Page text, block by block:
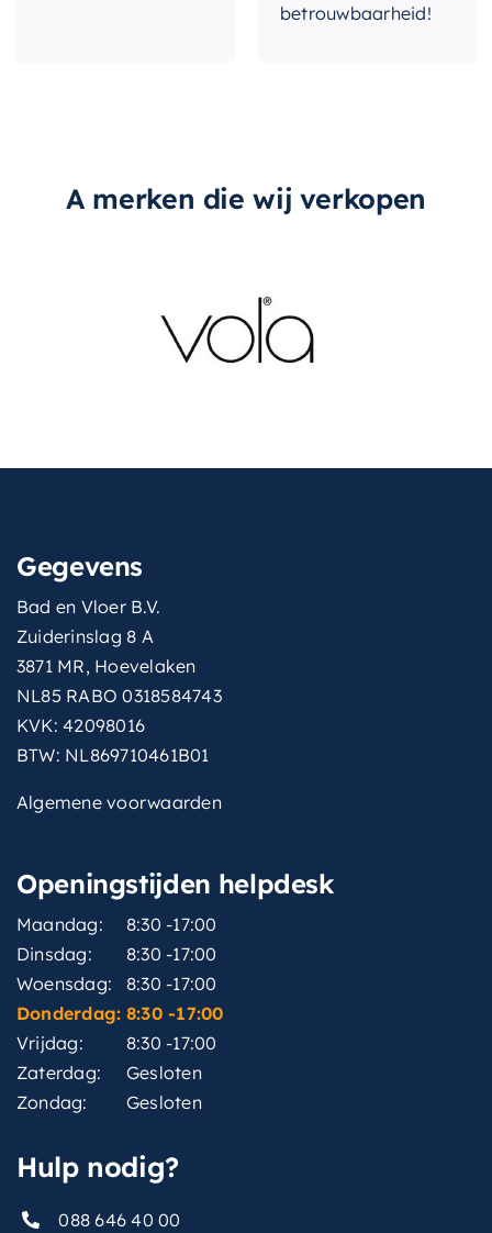
betrouwbaarheid!
A merken die wij verkopen
Gegevens
Bad en Vloer B.V.
Zuiderinslag 8 A
3871 MR, Hoevelaken
NL85 RABO 0318584743
KVK: 42098016
BTW: NL869710461B01
Algemene voorwaarden
Openingstijden helpdesk
Maandag:
8:30 -17:00
Dinsdag:
8:30 -17:00
Woensdag:
8:30 -17:00
Donderdag: 8:30 -17:00
Vrijdag:
8:30 -17:00
Zaterdag:
Gesloten
Zondag:
Gesloten
Hulp nodig?
088 646 40 00